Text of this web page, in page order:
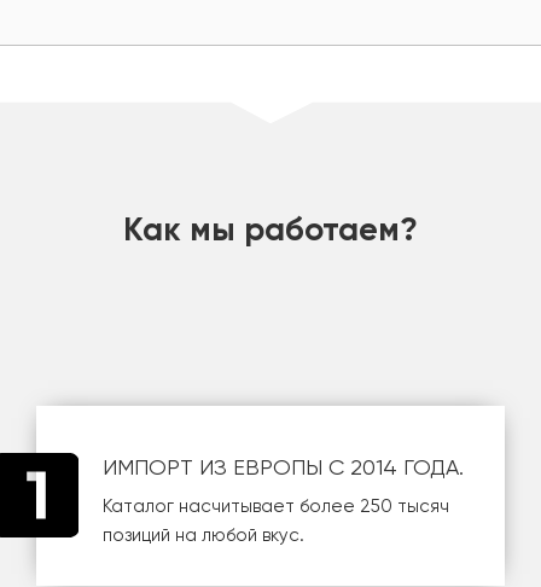
Как мы работаем?
ИМПОРТ ИЗ ЕВРОПЫ С 2014 ГОДА.
Каталог насчитывает более 250 тысяч
позиций на любой вкус.